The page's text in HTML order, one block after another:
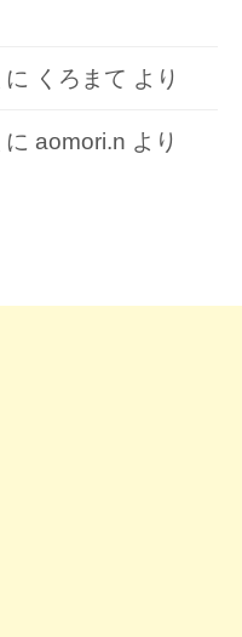
に くろまて より
に aomori.n より